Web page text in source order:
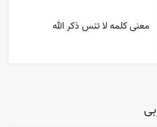
معنی کلمه لا تنس ذکر الله